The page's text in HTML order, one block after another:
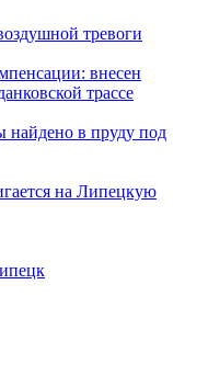
тревоги
внесен
трассе
найдено в пруду под
на Липецкую